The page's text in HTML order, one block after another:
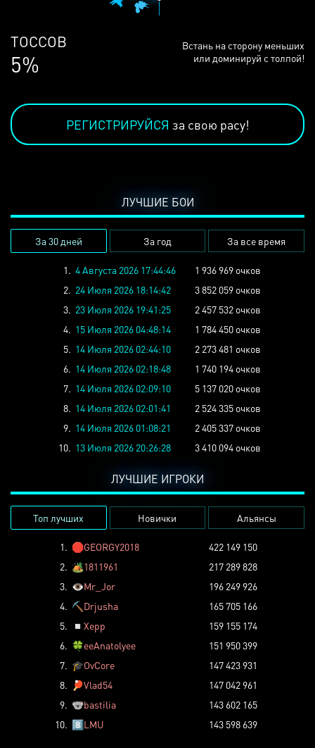
ЛЮДЕЙ
68%
Встань на сторону меньших
или доминируй с толпой!
РЕГИСТРИРУЙСЯ за свою расу!
ЛУЧШИЕ БОИ
За 30 дней За год За все время
1. 4 Августа 2026 17:44:46
1 936 969 очков
2. 24 Июля 2026 18:14:42
3 852 059 очков
3. 23 Июля 2026 19:41:25
2 457 532 очков
4. 15 Июля 2026 04:48:14
1 784 450 очков
5. 14 Июля 2026 02:44:10
2 273 481 очков
6. 14 Июля 2026 02:18:48
1 740 194 очков
7. 14 Июля 2026 02:09:10
5 137 020 очков
8. 14 Июля 2026 02:01:41
2 524 335 очков
9. 14 Июля 2026 01:08:21
2 405 337 очков
10. 13 Июля 2026 20:26:28 3 410 094 очков
ЛУЧШИЕ ИГРОКИ
Топ лучших Новички Альянсы
1. 🛑GEORGY2018
422 149 150
2. 🏕️1811961
217 289 828
3. 👁️Mr_Jor
196 249 926
4. ⛏️ Drjusha
165 705 166
5.
◽ Xepp
159 155 174
6. 🍀eeAnatolyee
151 950 399
7. 🎓OvCore
147 423 931
8.
🏓Vlad54
147 042 961
9. 🐨bastilia
143 602 165
10. 8️⃣LMU 143 598 639